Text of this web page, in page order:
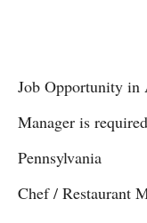
Job Opportunity in
Manager is
Pennsylvania
Chef / Restaurant